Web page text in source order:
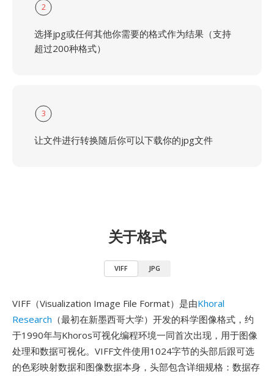
2
选择jpg或任何其他你需要的格式作为结果（支持
超过200种格式）
3
让文件进行转换随后你可以下载你的jpg文件
关于格式
VIFF JPG
VIFF（Visualization Image File Format）是由Khoral
Research （最初在新墨西哥大学）开发的科学图像格式，约
于1990年与Khoros可视化编程环境一同首次出现，用于图像
处理和数据可视化。VIFF文件使用1024字节的头部后跟可选
的色彩映射数据和图像数据本身，头部包含详细规格：数据存